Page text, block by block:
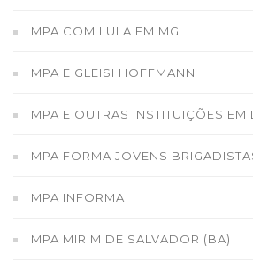
MPA COM LULA EM MG
MPA E GLEISI HOFFMANN
MPA E OUTRAS INSTITUIÇÕES EM
MPA FORMA JOVENS
MPA INFORMA
MPA MIRIM DE SALVADOR (BA)